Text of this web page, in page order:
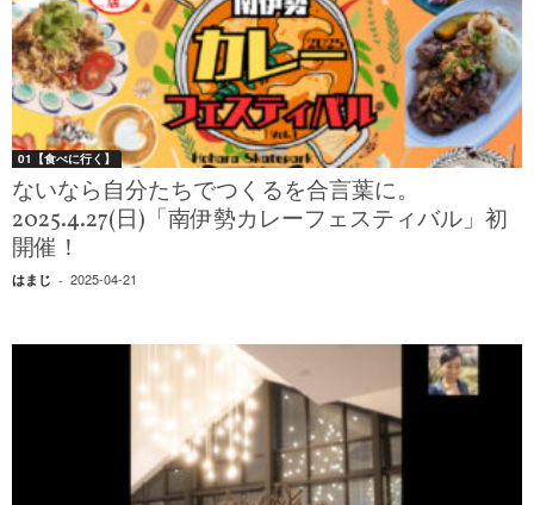
01【食べに行く】
ないなら自分たちでつくるを合言葉に。
2025.4.27(日)「南伊勢カレーフェスティバル」初
開催！
はまじ - 2025-04-21